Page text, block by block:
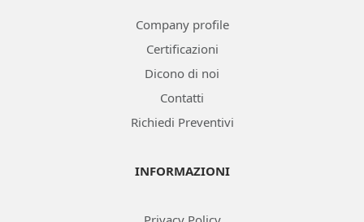
Company profile
Certificazioni
Dicono di noi
Contatti
Richiedi Preventivi
INFORMAZIONI